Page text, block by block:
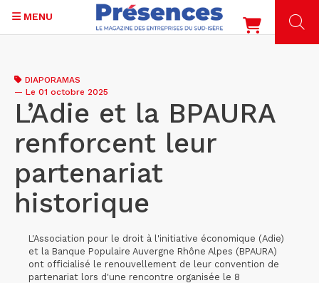
contenu
principal
MENU
DIAPORAMAS
— Le 01 octobre 2025
L’Adie et la BPAURA
renforcent leur
partenariat
historique
L'Association pour le droit à l'initiative économique (Adie)
et la Banque Populaire Auvergne Rhône Alpes (BPAURA)
ont officialisé le renouvellement de leur convention de
partenariat lors d'une rencontre organisée le 8